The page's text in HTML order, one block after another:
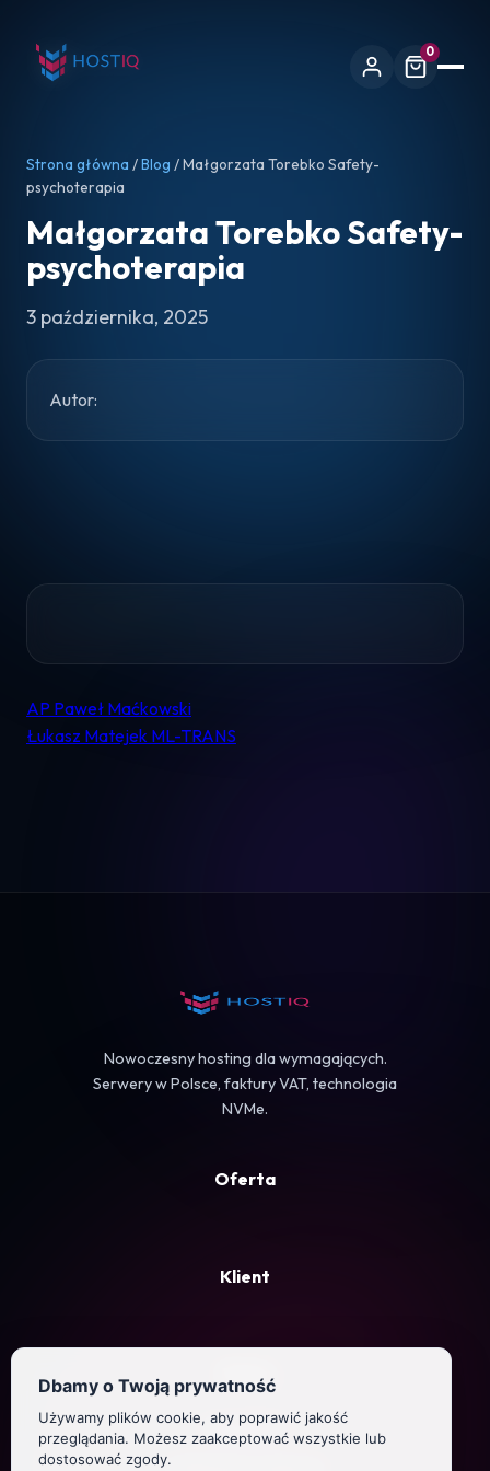
0
Home
Pomoc
Koszyk
Strona główna /Blog / Małgorzata Torebko Safety-
psychoterapia
Małgorzata Torebko Safety-
psychoterapia
3 października, 2025
Autor:
Nawigacja
AP Paweł Maćkowski
Łukasz Matejek ML-TRANS
Nowoczesny hosting dla wymagających.
Serwery w Polsce, faktury VAT, technologia
NVMe.
Oferta
Klient
Firma
Regulamin
Dbamy o Twoją prywatność
Używamy plików cookie, aby poprawić jakość
przeglądania. Możesz zaakceptować wszystkie lub
dostosować zgody.